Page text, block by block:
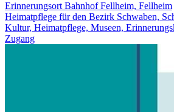
Erinnerungsort Bahnhof Fellheim, Fellheim
Heimatpflege für den Bezirk Schwaben,
Kultur, Heimatpflege, Museen,
Zugang